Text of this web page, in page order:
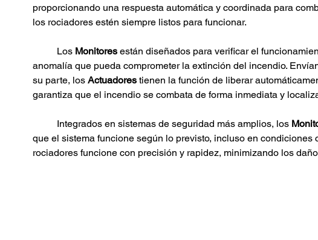
proporcionando una respuesta automática y coordinada para
los rociadores estén siempre listos para funcionar.
	Los
Monitores están diseñados para verificar el
anomalía que pueda comprometer la extinción del incendio.
su parte, los Actuadores tienen la función de liberar
garantiza que el incendio se combata de forma inmediata y
	Integrados en sistemas de seguridad más amplios, los
que el sistema funcione según lo previsto, incluso en
rociadores funcione con precisión y rapidez, minimizando los